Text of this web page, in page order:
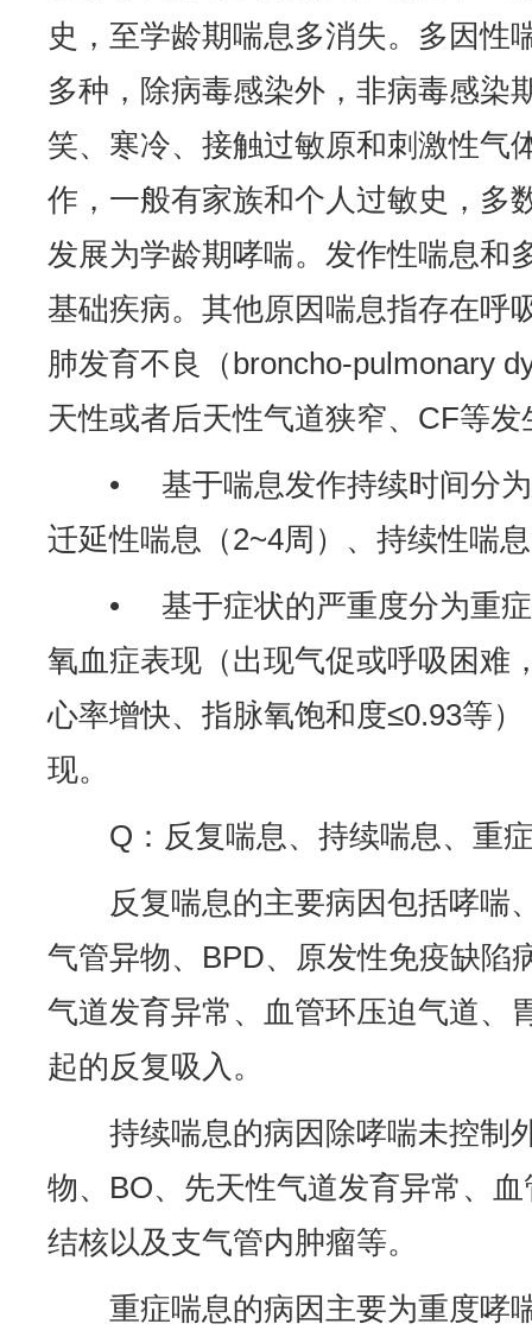
史，至学龄期喘息多消失。多因性
多种，除病毒感染外，非病毒感染
笑、寒冷、接触过敏原和刺激性气
作，一般有家族和个人过敏史，多
发展为学龄期哮喘。发作性喘息和
基础疾病。其他原因喘息指存在呼
肺发育不良（broncho-pulmonary
天性或者后天性气道狭窄、CF等发
• 基于喘息发作持续时间分
迁延性喘息（2~4周）、持续性喘
• 基于症状的严重度分为重
氧血症表现（出现气促或呼吸困难
心率增快、指脉氧饱和度≤0.93等
现。
Q：反复喘息、持续喘息、重
反复喘息的主要病因包括哮喘
气管异物、BPD、原发性免疫缺陷
气道发育异常、血管环压迫气道、
起的反复吸入。
持续喘息的病因除哮喘未控制
物、BO、先天性气道发育异常、
结核以及支气管内肿瘤等。
重症喘息的病因主要为重度哮